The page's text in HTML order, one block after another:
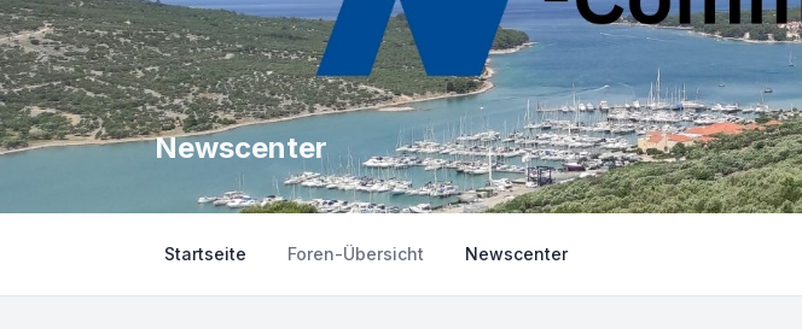
Newscenter
Startseite Foren-Übersicht Newscenter